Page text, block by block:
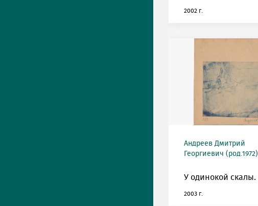
2002 г.
Андреев Дмитрий
Георгиевич (род.1972)
У одинокой скалы.
2003 г.